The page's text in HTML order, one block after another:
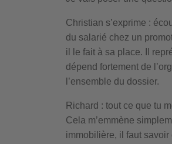
Christian s’exprime :
du salarié chez un
il le fait à sa place. Il
dépend fortement de
l’ensemble du dossier.
Richard : tout ce que tu
Cela m’emmène
immobilière, il faut